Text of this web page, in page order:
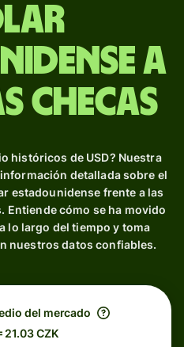
a
checas
históricos de USD? Nuestra
detallada sobre el
estadounidense frente a las
cómo se ha movido
lo largo del tiempo y toma
nuestros datos confiables.
del mercado
21.03 CZK